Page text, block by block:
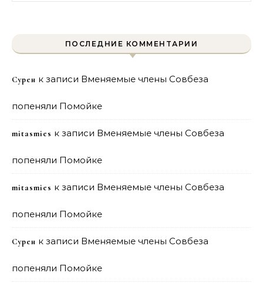
ПОСЛЕДНИЕ КОММЕНТАРИИ
Сурен к записи Вменяемые члены Совбеза
попеняли Помойке
mitasmies к записи Вменяемые члены Совбеза
попеняли Помойке
mitasmies к записи Вменяемые члены Совбеза
попеняли Помойке
Сурен к записи Вменяемые члены Совбеза
попеняли Помойке